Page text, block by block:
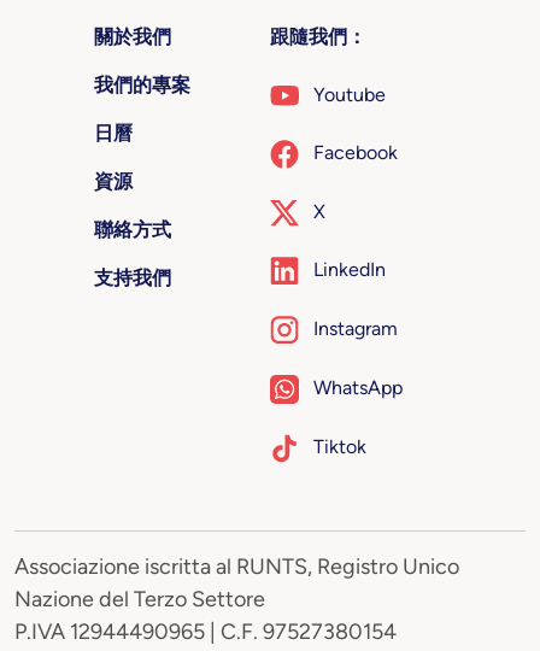
關於我們
我們的專案
日曆
資源
聯絡方式
支持我們
跟隨我們：
Youtube
Facebook
X
LinkedIn
Instagram
WhatsApp
Tiktok
Associazione iscritta al RUNTS, Registro Unico
Nazione del Terzo Settore
P.IVA 12944490965 | C.F. 97527380154